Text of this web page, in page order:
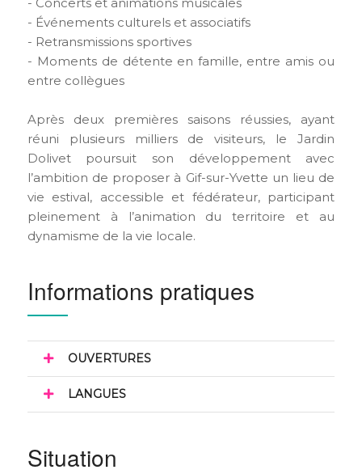
- Événements culturels et associatifs
- Retransmissions sportives
- Moments de détente en famille, entre amis ou
entre collègues
Après deux premières saisons réussies, ayant
réuni plusieurs milliers de visiteurs, le Jardin
Dolivet poursuit son développement avec
l’ambition de proposer à Gif-sur-Yvette un lieu de
vie estival, accessible et fédérateur, participant
pleinement à l’animation du territoire et au
dynamisme de la vie locale.
Informations pratiques
OUVERTURES
LANGUES
Situation